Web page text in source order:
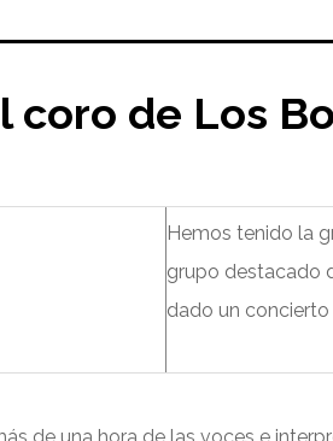
coro de Los
Hemos tenido la
grupo destacado
dado un